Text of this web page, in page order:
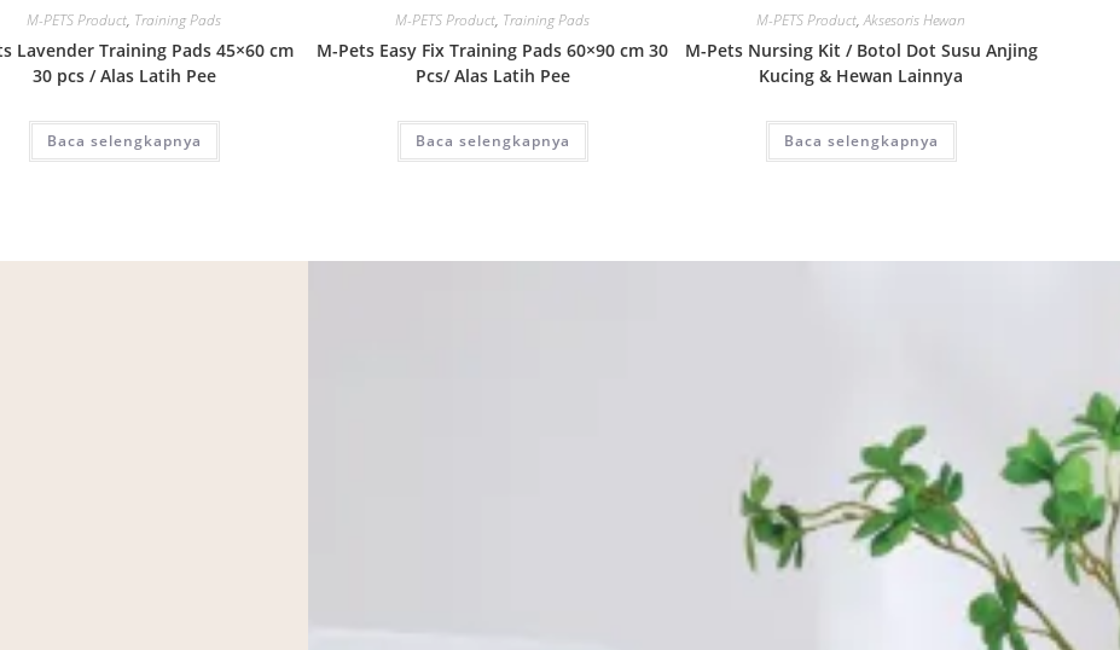
M-PETS Product, Training Pads
Lavender Training Pads 45×60 cm
30 pcs / Alas Latih Pee
Baca selengkapnya
M-PETS Product, Training Pads
M-Pets Easy Fix Training Pads 60×90 cm 30
Pcs/ Alas Latih Pee
Baca selengkapnya
M-PETS Product,Aksesoris Hewan
M-Pets Nursing Kit / Botol Dot Susu Anjing
Kucing & Hewan Lainnya
Baca selengkapnya